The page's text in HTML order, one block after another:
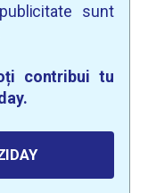
sunt
contribui tu